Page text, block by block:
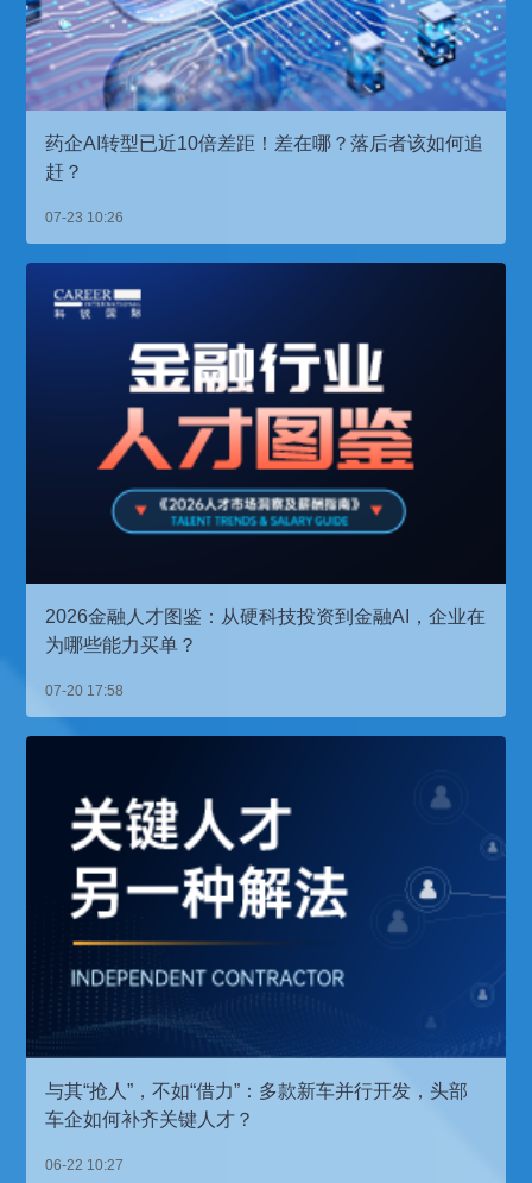
药企AI转型已近10倍差距！差在哪？落后者该如何追
赶？
07-23 10:26
2026金融人才图鉴：从硬科技投资到金融AI，企业在
为哪些能力买单？
07-20 17:58
与其“抢人”，不如“借力”：多款新车并行开发，头部
车企如何补齐关键人才？
06-22 10:27